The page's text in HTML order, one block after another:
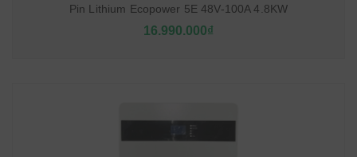
Pin Lithium Ecopower 5E 48V-100A 4.8KW
16.990.000₫